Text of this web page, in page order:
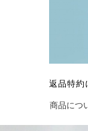
返品特約
商品につ